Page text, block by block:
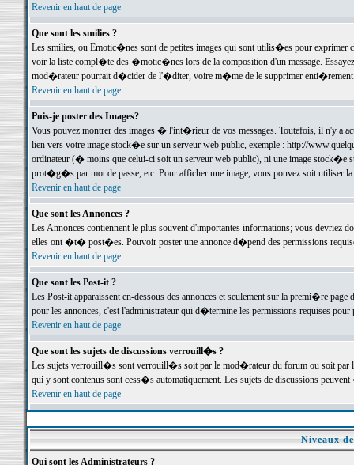
Revenir en haut de page
Que sont les smilies ?
Les smilies, ou Emotic�nes sont de petites images qui sont utilis�es pour exprimer
voir la liste compl�te des �motic�nes lors de la composition d'un message.
mod�rateur pourrait d�cider de l'�diter, voire m�me de le supprimer
Revenir en haut de page
Puis-je poster des Images?
Vous pouvez montrer des images � l'int�rieur de vos messages. Toutefois, il n'y a
lien vers votre image stock�e sur un serveur web public, exemple : http://
ordinateur (� moins que celui-ci soit un serveur web public), ni une image stock�e
prot�g�s par mot de passe, etc. Pour afficher une image, vous pouvez soit
Revenir en haut de page
Que sont les Annonces ?
Les Annonces contiennent le plus souvent d'importantes informations; vous devriez
elles ont �t� post�es. Pouvoir poster une annonce d�pend des permissions
Revenir en haut de page
Que sont les Post-it ?
Les Post-it apparaissent en-dessous des annonces et seulement sur la premi�re
pour les annonces, c'est l'administrateur qui d�termine les permissions requises pour
Revenir en haut de page
Que sont les sujets de discussions verrouill�s ?
Les sujets verrouill�s sont verrouill�s soit par le mod�rateur du forum ou soit par
qui y sont contenus sont cess�s automatiquement. Les sujets de discussions
Revenir en haut de page
Niveaux
Qui sont les Administrateurs ?